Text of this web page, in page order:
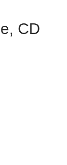
CD